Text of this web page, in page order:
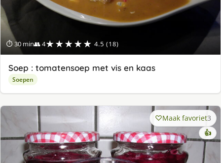
⏱ 30 min👥 4★★★★★ 4.5 (18)
Soep : tomatensoep met vis en kaas
Soepen
Maak favoriet3
👍